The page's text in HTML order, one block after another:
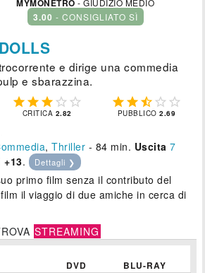
MYMONETRO
3.00 - CONSIGLIATO SÌ
e dirige una commedia
e sbarazzina.
    
CRITICA 2.82
    
PUBBLICO2.69
,Thriller - 84 min. Uscita 7
+13. Dettagli ❯
primo film senza il contributo del
il viaggio di due amiche in cerca di
STREAMING
DVD BLU-RAY